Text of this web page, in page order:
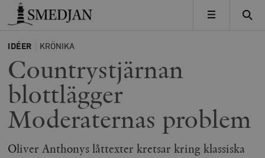
Timbro
MENY
IDÉER KRÖNIKA
Countrystjärnan
blottlägger
Moderaternas problem
Oliver Anthonys låttexter kretsar kring klassiska